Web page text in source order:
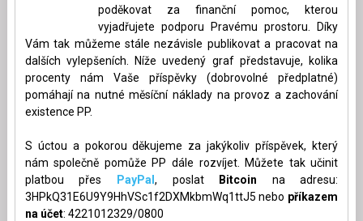
poděkovat za finanční pomoc, kterou
vyjadřujete podporu Pravému prostoru. Díky
Vám tak můžeme stále nezávisle publikovat a pracovat na
dalších vylepšeních. Níže uvedený graf představuje, kolika
procenty nám Vaše příspěvky (dobrovolné předplatné)
pomáhají na nutné měsíční náklady na provoz a zachování
existence PP.
S úctou a pokorou děkujeme za jakýkoliv příspěvek, který
nám společně pomůže PP dále rozvíjet. Můžete tak učinit
platbou přes
PayPal , poslat Bitcoin na adresu:
3HPkQ31E6U9Y9HhVSc1f2DXMkbmWq1ttJ5 nebo příkazem
na účet: 4221012329/0800